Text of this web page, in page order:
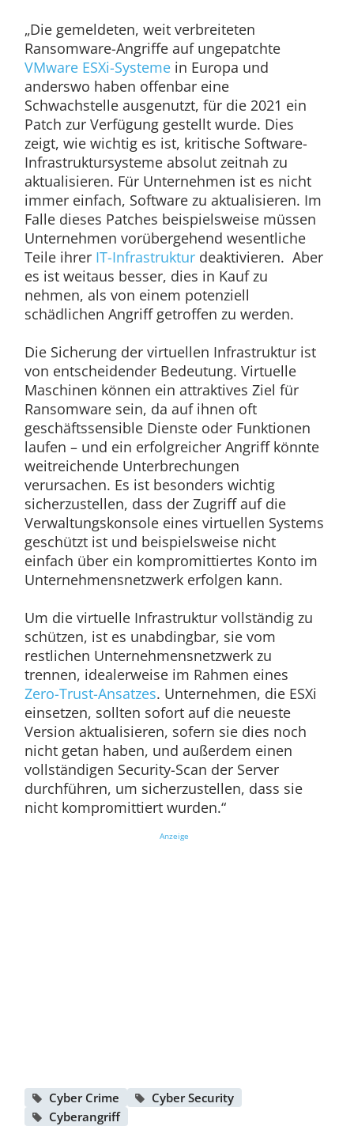
„Die gemeldeten, weit verbreiteten
Ransomware-Angriffe auf ungepatchte
VMware ESXi-Systemein Europa und
anderswo haben offenbar eine
Schwachstelle ausgenutzt, für die 2021 ein
Patch zur Verfügung gestellt wurde. Dies
zeigt, wie wichtig es ist, kritische Software-
Infrastruktursysteme absolut zeitnah zu
aktualisieren. Für Unternehmen ist es nicht
immer einfach, Software zu aktualisieren. Im
Falle dieses Patches beispielsweise müssen
Unternehmen vorübergehend wesentliche
Teile ihrer IT-Infrastruktur deaktivieren. Aber
es ist weitaus besser, dies in Kauf zu
nehmen, als von einem potenziell
schädlichen Angriff getroffen zu werden.
Die Sicherung der virtuellen Infrastruktur ist
von entscheidender Bedeutung. Virtuelle
Maschinen können ein attraktives Ziel für
Ransomware sein, da auf ihnen oft
geschäftssensible Dienste oder Funktionen
laufen – und ein erfolgreicher Angriff könnte
weitreichende Unterbrechungen
verursachen. Es ist besonders wichtig
sicherzustellen, dass der Zugriff auf die
Verwaltungskonsole eines virtuellen Systems
geschützt ist und beispielsweise nicht
einfach über ein kompromittiertes Konto im
Unternehmensnetzwerk erfolgen kann.
Um die virtuelle Infrastruktur vollständig zu
schützen, ist es unabdingbar, sie vom
restlichen Unternehmensnetzwerk zu
trennen, idealerweise im Rahmen eines
Zero-Trust-Ansatzes. Unternehmen, die ESXi
einsetzen, sollten sofort auf die neueste
Version aktualisieren, sofern sie dies noch
nicht getan haben, und außerdem einen
vollständigen Security-Scan der Server
durchführen, um sicherzustellen, dass sie
nicht kompromittiert wurden.“
Anzeige
Cyber Crime
Cyber Security
Cyberangriff